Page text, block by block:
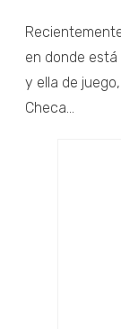
en donde
y ella de
Checa...